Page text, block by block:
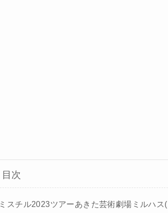
目次
ミスチル2023ツアーあきた芸術劇場ミルハス